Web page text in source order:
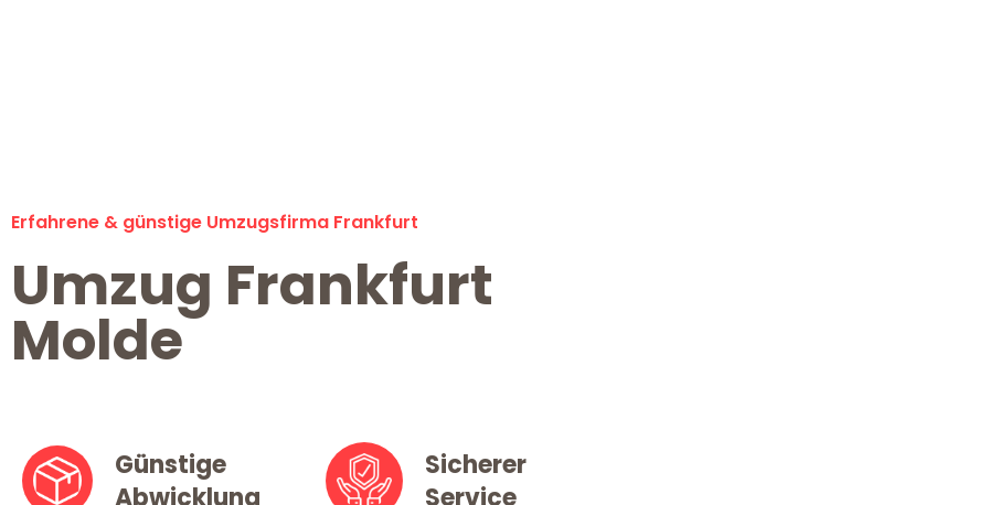
Erfahrene & günstige Umzugsfirma Frankfurt
Umzug Frankfurt
Molde
Günstige
Abwicklung
Sicherer
Service